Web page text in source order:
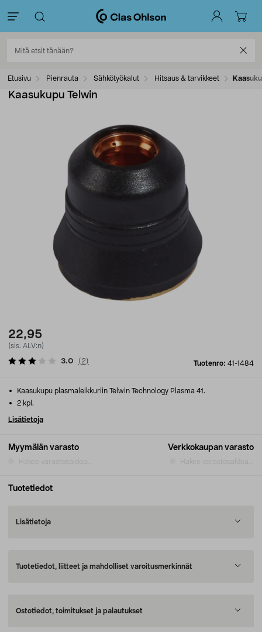
Etusivu Pienrauta Sähkötyökalut Hitsaus & tarvikkeet
Kaasukupu Telwin
22,95
(sis. ALV:n)
Tuotenro: 41-1484
3.0 ( 2)
Myymälän varasto Verkkokaupan varasto
Kaasukupu plasmaleikkuriin Telwin Technology Plasma 41.
2 kpl.
Lisätietoja
Tuotetiedot
Lisätietoja
Tuotetiedot, liitteet ja mahdolliset varoitusmerkinnät
Ostotiedot, toimitukset ja palautukset